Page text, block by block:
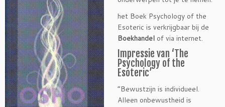
het Boek Psychology of the
Esoteric is verkrijgbaar bij de
Boekhandel of via internet.
Impressie van ‘The
Psychology of the
Esoteric’
“Bewustzijn is individueel.
Alleen onbewustheid is